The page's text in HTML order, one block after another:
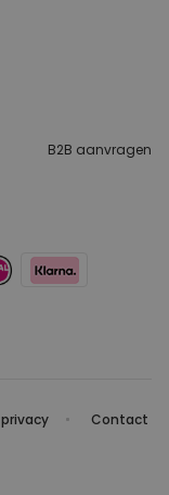
B2B aanvragen
Contact